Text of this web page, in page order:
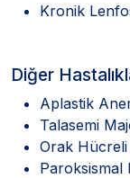
Kronik
Diğer
Aplastik
Talasemi
Orak